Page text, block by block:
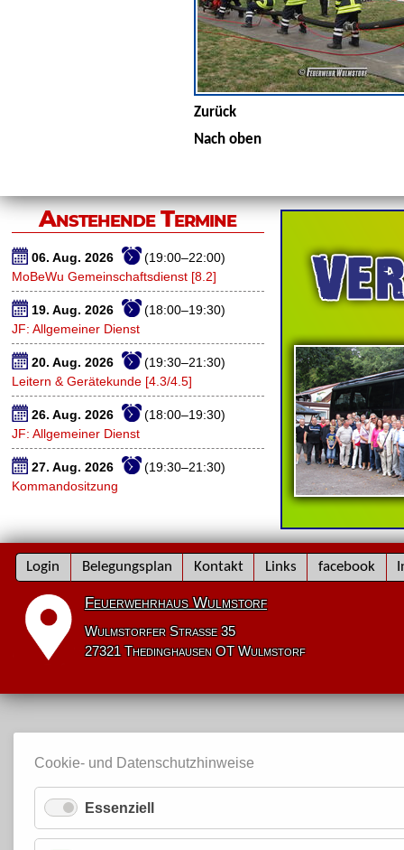
Zurück
Nach oben
Anstehende Termine
06. Aug. 2026
(19:00–22:00)
MoBeWu Gemeinschaftsdienst [8.2]
19. Aug. 2026
(18:00–19:30)
JF: Allgemeiner Dienst
20. Aug. 2026
(19:30–21:30)
Leitern & Gerätekunde [4.3/4.5]
26. Aug. 2026
(18:00–19:30)
JF: Allgemeiner Dienst
27. Aug. 2026
(19:30–21:30)
Kommandositzung
Navigation
überspringen
Login Belegungsplan Kontakt Links facebook
Feuerwehrhaus Wulmstorf
Wulmstorfer Straße 35
27321 Thedinghausen OT Wulmstorf
Cookie- und Datenschutzhinweise
Essenziell